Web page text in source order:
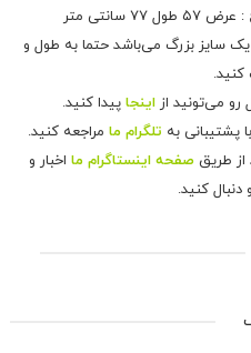
سانتی متر
سایز بزرگ می‌باشد حتما به طول و
می‌تونید از اینجا پیدا کنید.
پشتیبانی به تلگرام ما مراجعه کنید.
طریق صفحه اینستاگرام ما اخبار و
کنید.